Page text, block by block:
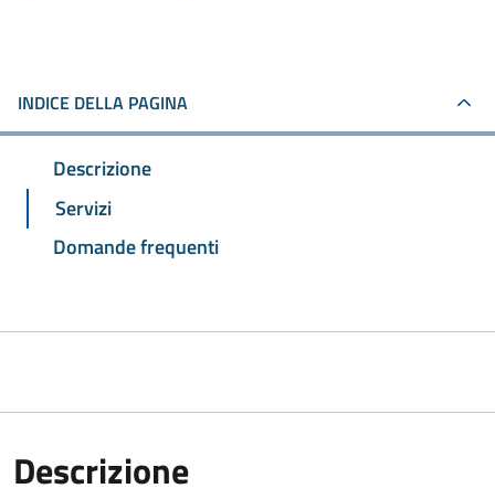
INDICE DELLA PAGINA
Descrizione
Servizi
Domande frequenti
Descrizione